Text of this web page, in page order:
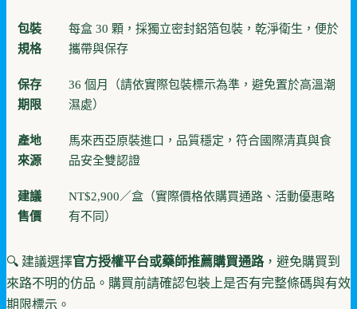
包裝
規格
每盒 30 顆，採獨立密封鋁箔包裝，乾淨衛生，便於
攜帶與保存
保存
期限
36 個月（請依實際包裝標示為準，避免置於高溫潮
濕處）
產地
來源
馬來西亞原裝進口，品質穩定，符合國際清真與食
品安全雙認證
建議
售價
NT$2,900／盒（實際價格依購買通路、活動優惠略
有不同）
🔍 建議選擇官方授權平台或藥師推薦購買通路，避免購買到
來路不明的仿品。購買前請確認包裝上是否有完整條碼與有效
期限標示。